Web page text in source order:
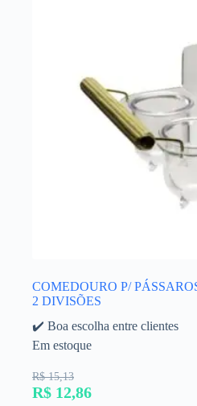
COMEDOURO P/
2 DIVISÕES
✔️ Boa escolha entre clientes
Em estoque
R$ 15,13
R$ 12,86